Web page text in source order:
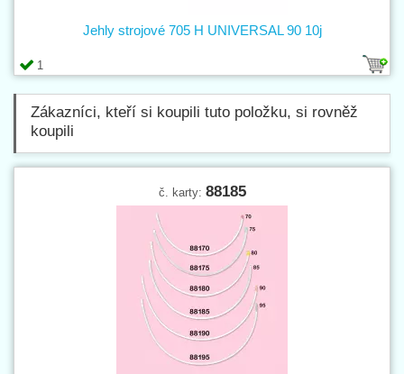
1
Jehly strojové 705 H UNIVERSAL 90 10j
Zákazníci, kteří si koupili tuto položku, si rovněž
koupili
č. karty: 88185